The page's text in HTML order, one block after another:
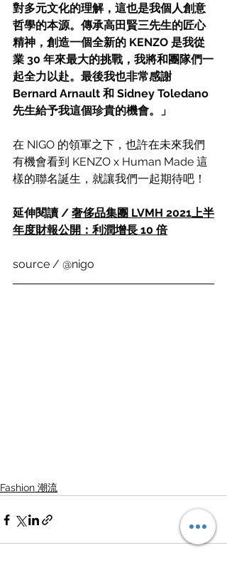
對多元文化的理解，這也是我個人創意
哲學的本源。傳承高田賢三先生的匠心
精神，創造一個全新的 KENZO 是我從
業 30 年來最大的挑戰，我將和團隊們一
起全力以赴。最後我也非常感謝
Bernard Arnault 和 Sidney Toledano
先生給予我這個珍貴的機會。」
在 NIGO 的領軍之下，也許在未來我們
有機會看到 KENZO x Human Made 這
樣的聯名誕生，就讓我們一起期待吧！
延伸閱讀 / 奢侈品集團 LVMH 2021上半
年度財報公開：利潤增長 10 倍
source / @nigo
Fashion 潮流